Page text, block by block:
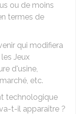
ou de moins
termes de
qui modifiera
Jeux
d'usine,
etc.
technologique
t-il apparaître ?